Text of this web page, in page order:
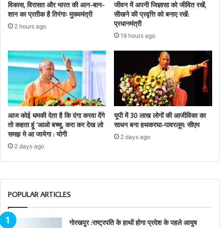
विकास, विरासत और भारत की आन-बान-
शान का प्रतीक है तिरंगाः मुख्यमंत्री
2 hours ago
जीवन में अपनी जिज्ञासा को जीवित रखें,
सीखने की प्रवृत्ति को बनाए रखें:
प्रधानमंत्री
19 hours ago
आज कोई धमकी देता है कि दंगा करवा देंगे
तो कहता हूं ‘आओ बच्चू, करा कर देख लो
समझ मे आ जायेगा : योगी
2 days ago
यूपी में 30 लाख लोगों की आजीविका का
साधन बना हथकरघा-पावरलूम: सीएम
2 days ago
POPULAR ARTICLES
गोरखपुर :राष्ट्रपति के हाथों होगा प्रदेश के पहले आयुष